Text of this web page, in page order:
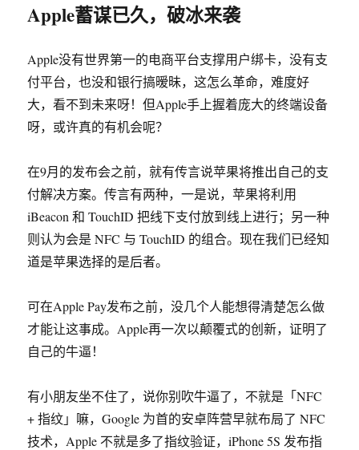
Apple蓄谋已久，破冰来袭
Apple没有世界第一的电商平台支撑用户绑卡，没有支
付平台，也没和银行搞暧昧，这怎么革命，难度好
大，看不到未来呀！但Apple手上握着庞大的终端设备
呀，或许真的有机会呢？
在9月的发布会之前，就有传言说苹果将推出自己的支
付解决方案。传言有两种，一是说，苹果将利用
iBeacon 和 TouchID 把线下支付放到线上进行；另一种
则认为会是 NFC 与 TouchID 的组合。现在我们已经知
道是苹果选择的是后者。
可在Apple Pay发布之前，没几个人能想得清楚怎么做
才能让这事成。Apple再一次以颠覆式的创新，证明了
自己的牛逼！
有小朋友坐不住了，说你别吹牛逼了，不就是「NFC
+ 指纹」嘛，Google 为首的安卓阵营早就布局了 NFC
技术，Apple 不就是多了指纹验证，iPhone 5S 发布指